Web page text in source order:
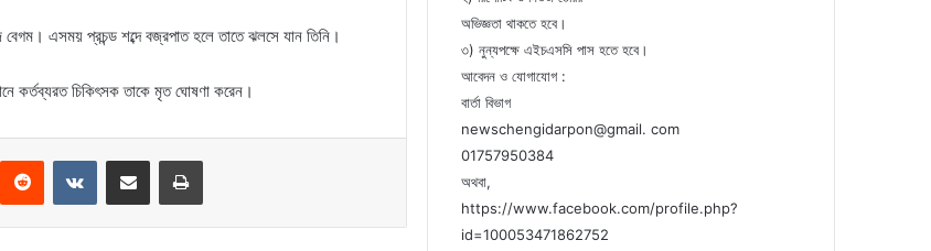
বেগম। এসময় প্রচন্ড শব্দে বজ্রপাত হলে তাতে ঝলসে যান তিনি।
কর্তব্যরত চিকিৎসক তাকে মৃত ঘোষণা করেন।
Reddit VKontakteShare via Email Print
অভিজ্ঞতা থাকতে হবে।
৩) নুন্যপক্ষে এইচএসসি পাস হতে হবে।
আবেদন ও যোগাযোগ :
বার্তা বিভাগ
newschengidarpon@gmail. com
01757950384
অথবা,
https://www.facebook.com/profile.php?
id=100053471862752